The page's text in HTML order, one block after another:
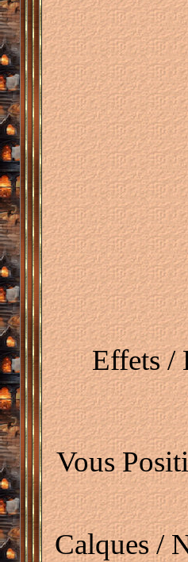
Effets /
Vous
Calques /